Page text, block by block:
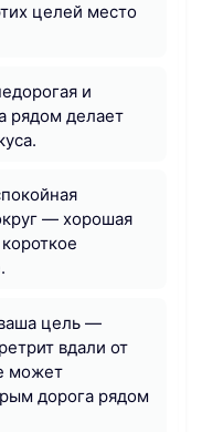
целей место
и
рядом делает
— хорошая
цель —
вдали от
может
дорога рядом